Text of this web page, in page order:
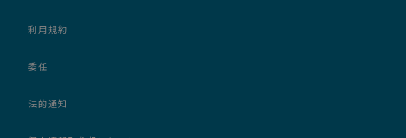
利用規約
委任
法的通知